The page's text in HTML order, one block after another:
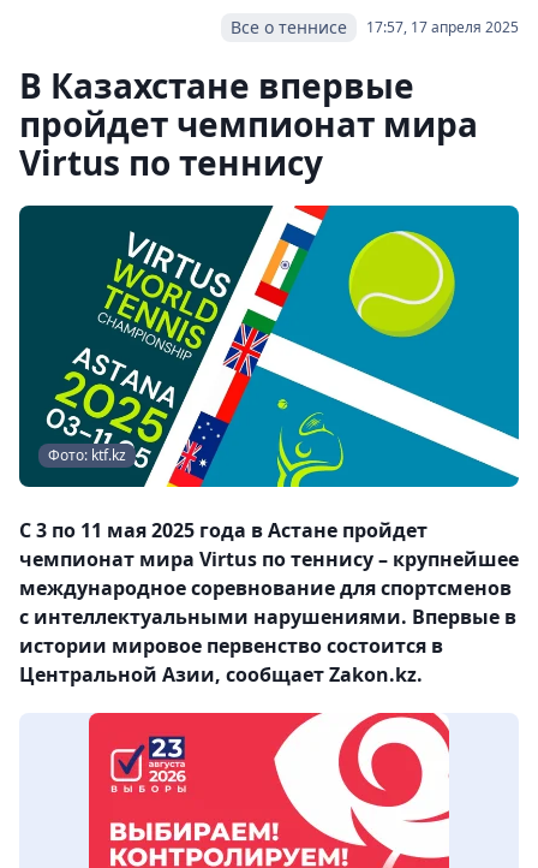
17:57, 17 апреля 2025
Все о теннисе
В Казахстане впервые
пройдет чемпионат мира
Virtus по теннису
Фото: ktf.kz
С 3 по 11 мая 2025 года в Астане пройдет
чемпионат мира Virtus по теннису – крупнейшее
международное соревнование для спортсменов
с интеллектуальными нарушениями. Впервые в
истории мировое первенство состоится в
Центральной Азии, сообщает Zakon.kz.